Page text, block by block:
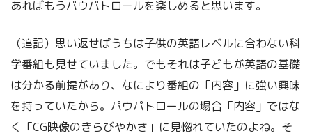
あればもうパウパトロールを楽しめると思います。
（追記）思い返せばうちは子供の英語レベルに合わない科
学番組も見せていました。でもそれは子どもが英語の基礎
は分かる前提があり、なにより番組の「内容」に強い興味
を持っていたから。パウパトロールの場合「内容」ではな
く「CG映像のきらびやかさ」に見惚れていたのよね。そ